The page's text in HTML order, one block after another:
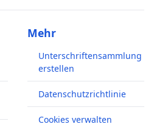
Mehr
Unterschriftensammlung
erstellen
Datenschutzrichtlinie
Cookies verwalten